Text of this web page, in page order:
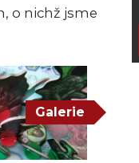
o nichž jsme
Galerie